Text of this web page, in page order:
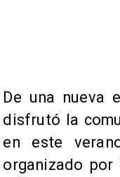
​De una nueva
disfrutó la
en este
organizado